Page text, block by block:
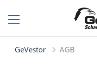
GeVestor AGB